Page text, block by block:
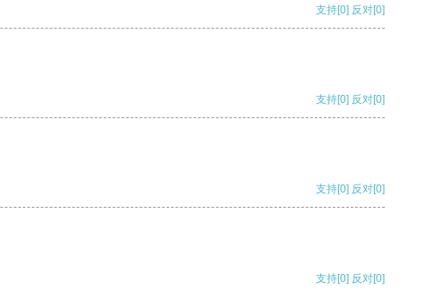
支持[0] 反对[0]
支持[0] 反对[0]
支持[0] 反对[0]
支持[0] 反对[0]